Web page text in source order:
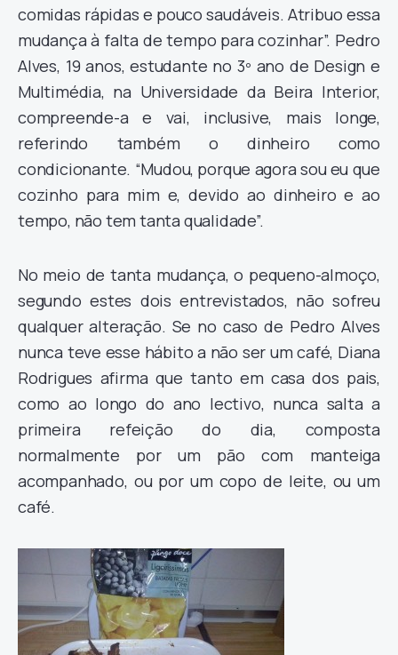
comidas rápidas e pouco saudáveis. Atribuo essa
mudança à falta de tempo para cozinhar”. Pedro
Alves, 19 anos, estudante no 3º ano de Design e
Multimédia, na Universidade da Beira Interior,
compreende-a e vai, inclusive, mais longe,
referindo também o dinheiro como
condicionante. “Mudou, porque agora sou eu que
cozinho para mim e, devido ao dinheiro e ao
tempo, não tem tanta qualidade”.
No meio de tanta mudança, o pequeno-almoço,
segundo estes dois entrevistados, não sofreu
qualquer alteração. Se no caso de Pedro Alves
nunca teve esse hábito a não ser um café, Diana
Rodrigues afirma que tanto em casa dos pais,
como ao longo do ano lectivo, nunca salta a
primeira refeição do dia, composta
normalmente por um pão com manteiga
acompanhado, ou por um copo de leite, ou um
café.